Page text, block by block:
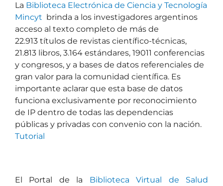
La Biblioteca Electrónica de Ciencia y Tecnología
Mincyt brinda a los investigadores argentinos
acceso al texto completo de más de
22.913 títulos de revistas científico-técnicas,
21.813 libros, 3.164 estándares, 19011 conferencias
y congresos, y a bases de datos referenciales de
gran valor para la comunidad científica. Es
importante aclarar que esta base de datos
funciona exclusivamente por reconocimiento
de IP dentro de todas las dependencias
públicas y privadas con convenio con la nación.
Tutorial
El Portal de la Biblioteca Virtual de Salud